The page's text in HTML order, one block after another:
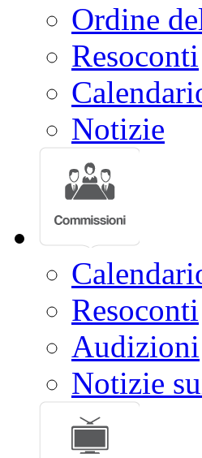
Ordine
Resoconti
Notizie
Resoconti
Audizioni
Notizie